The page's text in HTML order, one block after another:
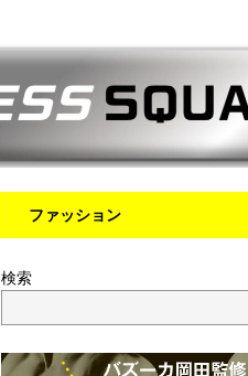
ファッション
検索